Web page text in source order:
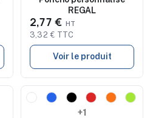
REGAL
2,77 €
3,32 € TTC
Voir le produit
Nouveau
+1